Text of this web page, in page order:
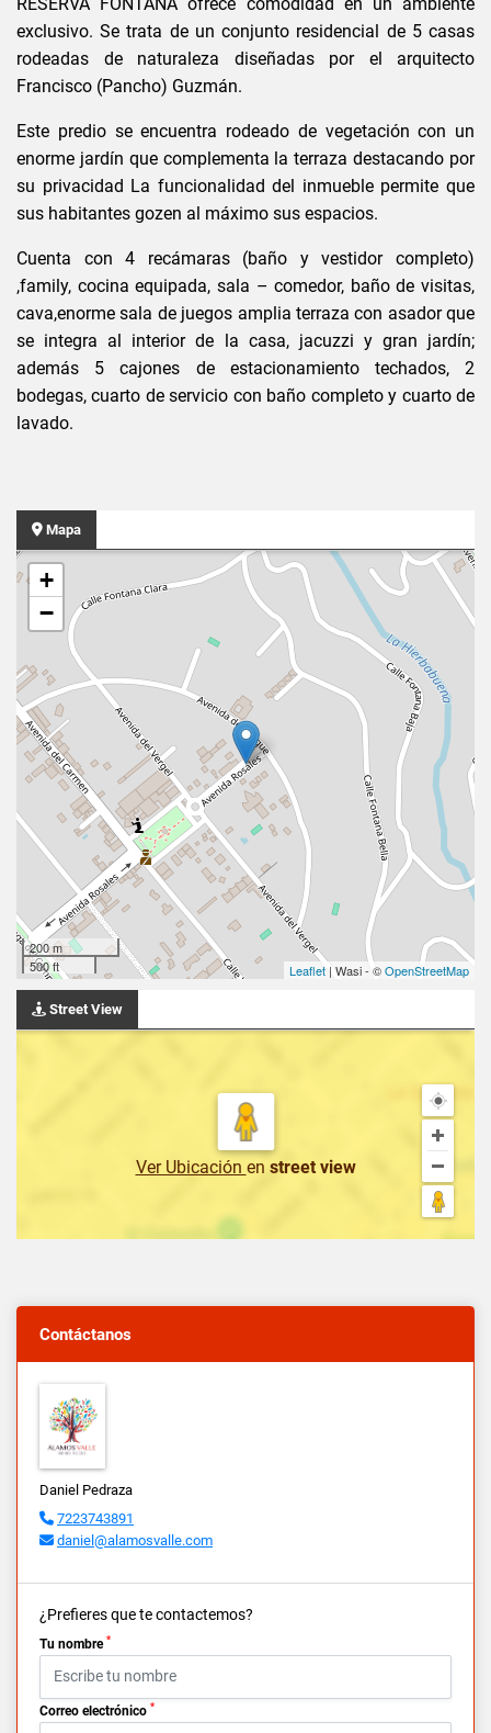
exclusivo. Se trata de un conjunto residencial de 5 casas
rodeadas de naturaleza diseñadas por el arquitecto
Francisco (Pancho) Guzmán.
Este predio se encuentra rodeado de vegetación con un
enorme jardín que complementa la terraza destacando por
su privacidad La funcionalidad del inmueble permite que
sus habitantes gozen al máximo sus espacios.
Cuenta con 4 recámaras (baño y vestidor completo)
,family, cocina equipada, sala – comedor, baño de visitas,
cava,enorme sala de juegos amplia terraza con asador que
se integra al interior de la casa, jacuzzi y gran jardín;
además 5 cajones de estacionamiento techados, 2
bodegas, cuarto de servicio con baño completo y cuarto de
lavado.
Mapa
+
−
200 m
500 ft
Leaflet | Wasi - ©OpenStreetMap
Street View
Ver Ubicación en street view
Contáctanos
Daniel Pedraza
7223743891
daniel@alamosvalle.com
¿Prefieres que te contactemos?
Tu nombre *
Correo electrónico *